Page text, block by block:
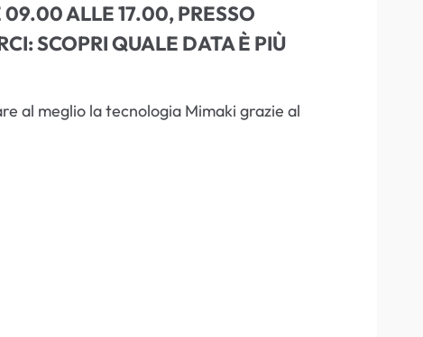
09.00 ALLE 17.00, PRESSO
SCOPRI QUALE DATA È PIÙ
al meglio la tecnologia Mimaki grazie al